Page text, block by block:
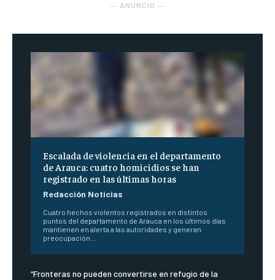
― ANUNCIO ―
Escalada de violencia en el departamento
de Arauca: cuatro homicidios se han
registrado en las últimas horas
Redacción Noticias
Cuatro hechos violentos registrados en distintos
puntos del departamento de Arauca en los últimos días
mantienen en alerta a las autoridades y generan
preocupación...
“Fronteras no pueden convertirse en refugio de la